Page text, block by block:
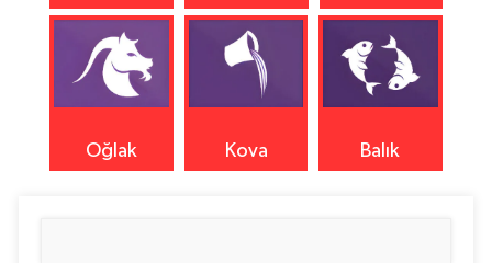
Oğlak Kova Balık